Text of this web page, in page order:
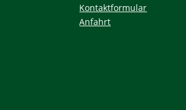
Kontaktformular
Anfahrt